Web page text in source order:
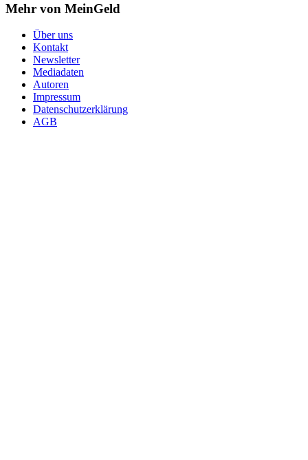
Mehr von MeinGeld
Über uns
Kontakt
Newsletter
Mediadaten
Autoren
Impressum
Datenschutzerklärung
AGB